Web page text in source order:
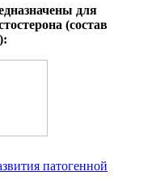
для
(состав
патогенной